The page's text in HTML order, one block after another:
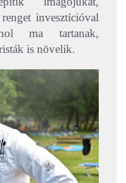
invesztícióval
ma tartanak,
is növelik.